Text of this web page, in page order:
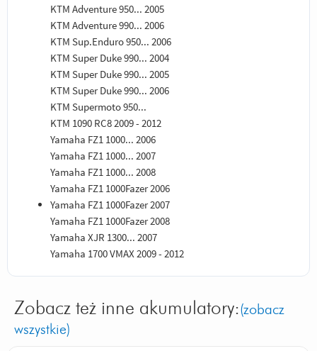
KTM Adventure 950... 2005
KTM Adventure 990... 2006
KTM Sup.Enduro 950... 2006
KTM Super Duke 990... 2004
KTM Super Duke 990... 2005
KTM Super Duke 990... 2006
KTM Supermoto 950...
KTM 1090 RC8 2009 - 2012
Yamaha FZ1 1000... 2006
Yamaha FZ1 1000... 2007
Yamaha FZ1 1000... 2008
Yamaha FZ1 1000Fazer 2006
Yamaha FZ1 1000Fazer 2007
Yamaha FZ1 1000Fazer 2008
Yamaha XJR 1300... 2007
Yamaha 1700 VMAX 2009 - 2012
Zobacz też inne akumulatory:(zobacz
wszystkie)